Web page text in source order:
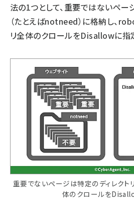
法の1つとして、重要ではないペー
（たとえばnotneed）に格納し、
リ全体のクロールをDisallowに指
重要でないページは特定のディレクト
体のクロールを